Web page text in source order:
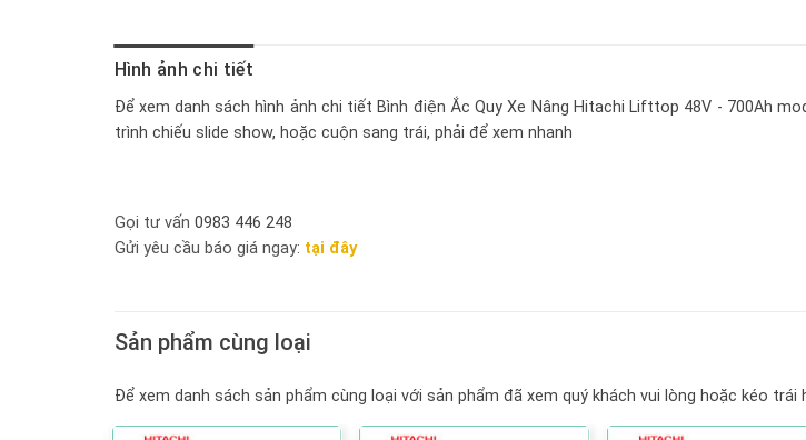
Hình ảnh chi tiết
Để xem danh sách hình ảnh chi tiết Bình điện Ắc Quy Xe Nâng Hitachi Lifttop 48V - 700Ah
trình chiếu slide show, hoặc cuộn sang trái, phải để xem nhanh
Gọi tư vấn 0983 446 248
Gửi yêu cầu báo giá ngay: tại đây
Sản phẩm cùng loại
Để xem danh sách sản phẩm cùng loại với sản phẩm đã xem quý khách vui lòng hoặc kéo trái